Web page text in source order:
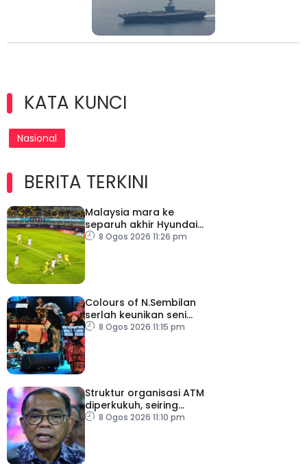
KATA KUNCI
Nasional
BERITA TERKINI
Malaysia mara ke
separuh akhir Hyundai
ASEAN Cup
8 Ogos 2026 11:26 pm
Colours of N.Sembilan
serlah keunikan seni
budaya negeri beradat
8 Ogos 2026 11:15 pm
Struktur organisasi ATM
diperkukuh, seiring
pemodenan aset
8 Ogos 2026 11:10 pm